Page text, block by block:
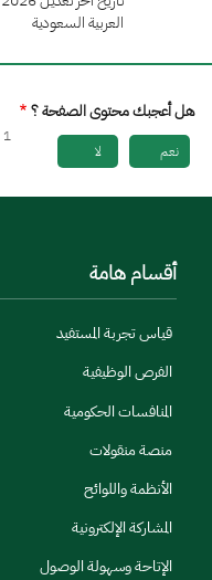
العربية السعودية
هل أعجبك محتوى الصفحة ؟
نعم لا
1
أقسام هامة
قياس تجربة المستفيد
الفرص الوظيفية
المنافسات الحكومية
منصة منقولات
الأنظمة واللوائح
المشاركة الإلكترونية
الإتاحة وسهولة الوصول